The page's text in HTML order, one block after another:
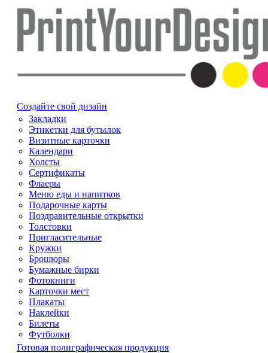
Создайте свой дизайн
Закладки
Этикетки для бутылок
Визитные карточки
Календари
Холсты
Сертификаты
Флаеры
Меню еды и напитков
Подарочные карты
Поздравительные открытки
Толстовки
Пригласительные
Кружки
Брошюры
Бумажные бирки
Фотокниги
Карточки мест
Плакаты
Наклейки
Билеты
Футболки
Готовая полиграфическая продукция